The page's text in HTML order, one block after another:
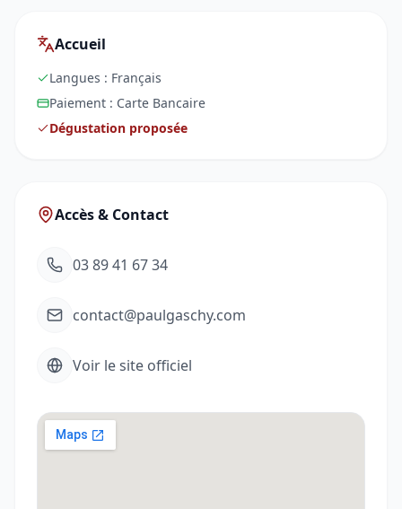
Accueil
Langues : Français
Paiement : Carte Bancaire
Dégustation proposée
Accès & Contact
03 89 41 67 34
contact@paulgaschy.com
Voir le site officiel